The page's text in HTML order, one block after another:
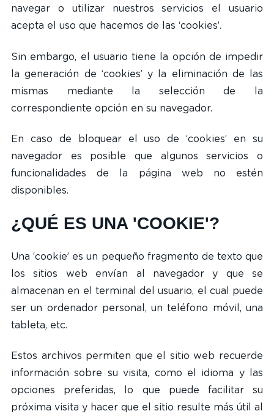
navegar o utilizar nuestros servicios el usuario
acepta el uso que hacemos de las ‘cookies’.
Sin embargo, el usuario tiene la opción de impedir
la generación de ‘cookies’ y la eliminación de las
mismas mediante la selección de la
correspondiente opción en su navegador.
En caso de bloquear el uso de ‘cookies’ en su
navegador es posible que algunos servicios o
funcionalidades de la página web no estén
disponibles.
¿QUÉ ES UNA 'COOKIE'?
Una ‘cookie’ es un pequeño fragmento de texto que
los sitios web envían al navegador y que se
almacenan en el terminal del usuario, el cual puede
ser un ordenador personal, un teléfono móvil, una
tableta, etc.
Estos archivos permiten que el sitio web recuerde
información sobre su visita, como el idioma y las
opciones preferidas, lo que puede facilitar su
próxima visita y hacer que el sitio resulte más útil al